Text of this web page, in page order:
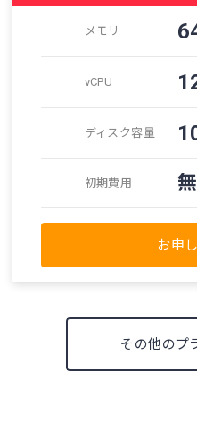
メモリ
vCPU
ディスク容量
初期費用
お申
その他のプ